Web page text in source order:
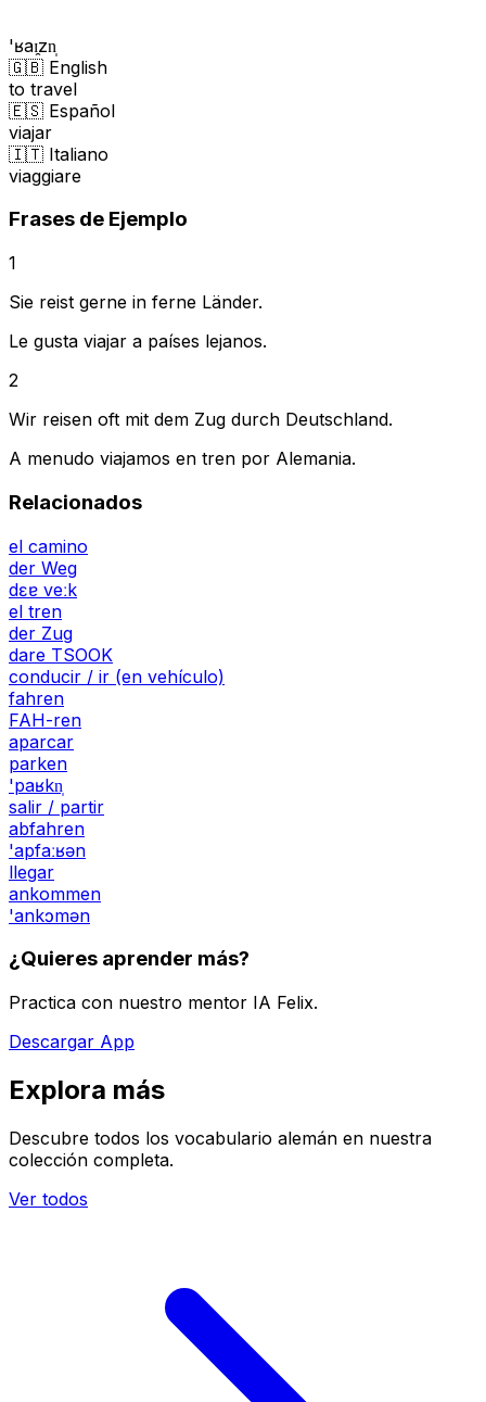
'ʁaɪ̯zn̩
🇬🇧 English
to travel
🇪🇸 Español
viajar
🇮🇹 Italiano
viaggiare
Frases de Ejemplo
1
Sie reist gerne in ferne Länder.
Le gusta viajar a países lejanos.
2
Wir reisen oft mit dem Zug durch Deutschland.
A menudo viajamos en tren por Alemania.
Relacionados
el camino
der Weg
dɛɐ veːk
el tren
der Zug
dare TSOOK
conducir / ir (en vehículo)
fahren
FAH-ren
aparcar
parken
'paʁkn̩
salir / partir
abfahren
'apfaːʁən
llegar
ankommen
'ankɔmən
¿Quieres aprender más?
Practica con nuestro mentor IA Felix.
Descargar App
Explora más
Descubre todos los vocabulario alemán en nuestra
colección completa.
Ver todos